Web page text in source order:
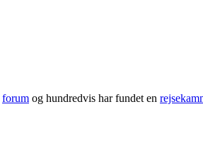
forum og hundredvis har fundet en